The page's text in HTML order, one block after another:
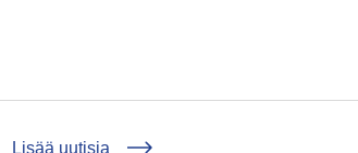
130 VUOTTA
Lisää uutisia